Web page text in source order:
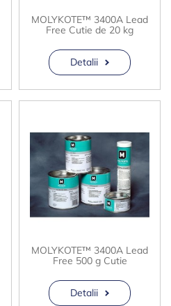
MOLYKOTE™ 3400A Lead
Free Cutie de 20 kg
Detalii
MOLYKOTE™ 3400A Lead
Free 500 g Cutie
Detalii